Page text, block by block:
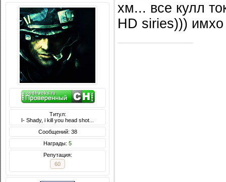
Титул:
I- Shady, i kill you head shot...
Сообщений: 38
Награды: 5
Репутация:
60
хм... все кулл
HD siries)))